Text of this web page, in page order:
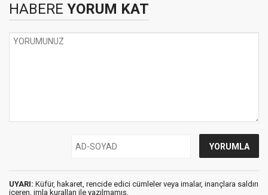
HABERE YORUM KAT
UYARI: Küfür, hakaret, rencide edici cümleler veya imalar, inançlara saldırı
içeren, imla kuralları ile yazılmamış,